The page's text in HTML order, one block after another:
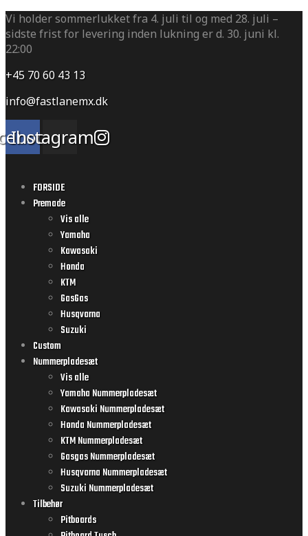
Vi holder sommerlukket fra 4. juli til og med 28. juli –
sidste frist for levering inden lukning er d. 30. juni kl.
22:00
+45 70 60 43 13
info@fastlanemx.dk
Instagram
FORSIDE
Premade
Vis alle
Yamaha
Kawasaki
Honda
KTM
GasGas
Husqvarna
Suzuki
Custom
Nummerpladesæt
Vis alle
Yamaha Nummerpladesæt
Kawasaki Nummerpladesæt
Honda Nummerpladesæt
KTM Nummerpladesæt
Gasgas Nummerpladesæt
Husqvarna Nummerpladesæt
Suzuki Nummerpladesæt
Tilbehør
Pitboards